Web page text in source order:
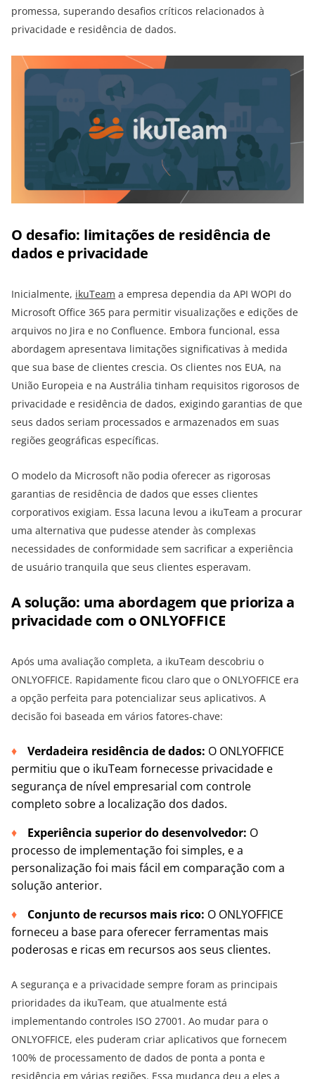
promessa, superando desafios críticos relacionados à
privacidade e residência de dados.
O desafio: limitações de residência de
dados e privacidade
Inicialmente, ikuTeam a empresa dependia da API WOPI do
Microsoft Office 365 para permitir visualizações e edições de
arquivos no Jira e no Confluence. Embora funcional, essa
abordagem apresentava limitações significativas à medida
que sua base de clientes crescia. Os clientes nos EUA, na
União Europeia e na Austrália tinham requisitos rigorosos de
privacidade e residência de dados, exigindo garantias de que
seus dados seriam processados e armazenados em suas
regiões geográficas específicas.
O modelo da Microsoft não podia oferecer as rigorosas
garantias de residência de dados que esses clientes
corporativos exigiam. Essa lacuna levou a ikuTeam a procurar
uma alternativa que pudesse atender às complexas
necessidades de conformidade sem sacrificar a experiência
de usuário tranquila que seus clientes esperavam.
A solução: uma abordagem que prioriza a
privacidade com o ONLYOFFICE
Após uma avaliação completa, a ikuTeam descobriu o
ONLYOFFICE. Rapidamente ficou claro que o ONLYOFFICE era
a opção perfeita para potencializar seus aplicativos. A
decisão foi baseada em vários fatores-chave:
Verdadeira residência de dados: O ONLYOFFICE
permitiu que o ikuTeam fornecesse privacidade e
segurança de nível empresarial com controle
completo sobre a localização dos dados.
Experiência superior do desenvolvedor: O
processo de implementação foi simples, e a
personalização foi mais fácil em comparação com a
solução anterior.
Conjunto de recursos mais rico: O ONLYOFFICE
forneceu a base para oferecer ferramentas mais
poderosas e ricas em recursos aos seus clientes.
A segurança e a privacidade sempre foram as principais
prioridades da ikuTeam, que atualmente está
implementando controles ISO 27001. Ao mudar para o
ONLYOFFICE, eles puderam criar aplicativos que fornecem
100% de processamento de dados de ponta a ponta e
residência em várias regiões. Essa mudança deu a eles a